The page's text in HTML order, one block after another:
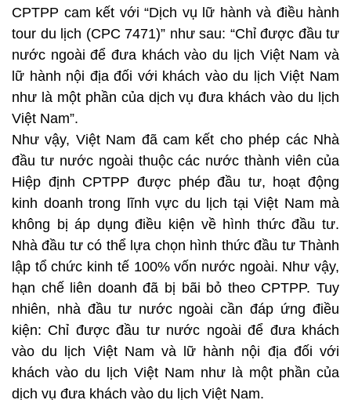
CPTPP cam kết với “Dịch vụ lữ hành và điều hành
tour du lịch (CPC 7471)” như sau: “Chỉ được đầu tư
nước ngoài để đưa khách vào du lịch Việt Nam và
lữ hành nội địa đối với khách vào du lịch Việt Nam
như là một phần của dịch vụ đưa khách vào du lịch
Việt Nam”.
Như vậy, Việt Nam đã cam kết cho phép các Nhà
đầu tư nước ngoài thuộc các nước thành viên của
Hiệp định CPTPP được phép đầu tư, hoạt động
kinh doanh trong lĩnh vực du lịch tại Việt Nam mà
không bị áp dụng điều kiện về hình thức đầu tư.
Nhà đầu tư có thể lựa chọn hình thức đầu tư Thành
lập tổ chức kinh tế 100% vốn nước ngoài. Như vậy,
hạn chế liên doanh đã bị bãi bỏ theo CPTPP. Tuy
nhiên, nhà đầu tư nước ngoài cần đáp ứng điều
kiện: Chỉ được đầu tư nước ngoài để đưa khách
vào du lịch Việt Nam và lữ hành nội địa đối với
khách vào du lịch Việt Nam như là một phần của
dịch vụ đưa khách vào du lịch Việt Nam.